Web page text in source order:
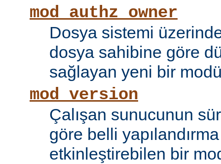
mod_authz_owner
Dosya sistemi
dosya sahibine göre
sağlayan yeni bir
mod_version
Çalışan sunucunun
göre belli yapılandırma
etkinleştirebilen bir